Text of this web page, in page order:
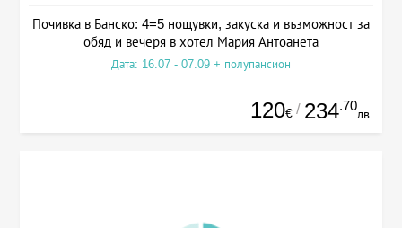
Почивка в Банско: 4=5 нощувки, закуска и възможност за
обяд и вечеря в хотел Мария Антоанета
Дата: 16.07 - 07.09 + полупансион
120€ / 234.70
лв.